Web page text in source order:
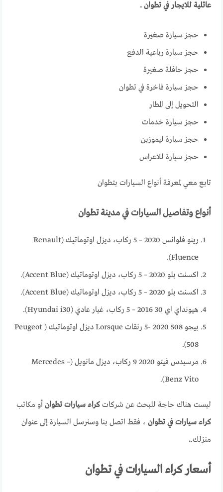
عائلية للايجار في تطوان .
حجز سيارة صغيرة
حجز سيارة رباعية الدفع
حجز حافلة صغيرة
حجز سيارة فاخرة في تطوان
التحويل إلى المطار
حجز سيارة خدمات
حجز سيارة ليموزين
حجز سيارة للاعراس
تابع معي لمعرفة أنواع السيارات بتطوان
أنواع وتفاصيل السيارات في مدينة تطوان
رينو فلوانس 2020 – 5 ركاب، ديزل اوتوماتيك (Renault
Fluence).
اكسنت بلو 2020 – 5 ركاب، ديزل اوتوماتيك (Accent Blue).
اكسنت بلو 2020 – 5 ركاب، ديزل اوتوماتيك (Accent Blue).
هيونداي اي 30 2016 – 5 ركاب، غيار عادي (Hyundai i30).
بيجو 508 2020 -5 رنقات Lorsque ديزل اوتوماتيك ( Peugeot
508).
مرسيدس فيتو 2020 9 ركاب، ديزل مانويل (Mercedes –
Benz Vito).
ليست هناك حاجة للبحث عن شركاتكراء سيارات تطوان أو مكاتب
كراء سيارات في تطوان ، فقط اتصل بنا وسنرسل السيارة إلى عنوان
منزلك..
أسعار كراء السيارات في تطوان